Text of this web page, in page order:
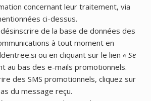
concernant leur traitement, via
ci-dessus.
de la base de données des
à tout moment en
ou en cliquant sur le lien « Se
au bas des e-mails promotionnels.
des SMS promotionnels, cliquez sur
du message reçu.